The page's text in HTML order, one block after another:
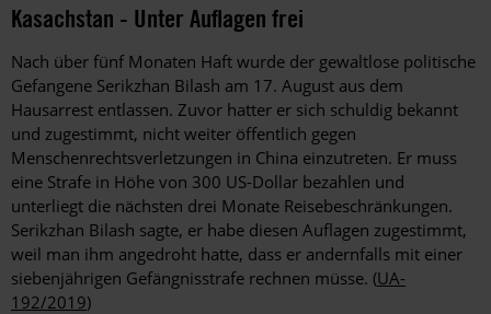
Kasachstan - Unter Auflagen frei
Nach über fünf Monaten Haft wurde der gewaltlose politische
Gefangene Serikzhan Bilash am 17. August aus dem
Hausarrest entlassen. Zuvor hatter er sich schuldig bekannt
und zugestimmt, nicht weiter öffentlich gegen
Menschenrechtsverletzungen in China einzutreten. Er muss
eine Strafe in Höhe von 300 US-Dollar bezahlen und
unterliegt die nächsten drei Monate Reisebeschränkungen.
Serikzhan Bilash sagte, er habe diesen Auflagen zugestimmt,
weil man ihm angedroht hatte, dass er andernfalls mit einer
siebenjährigen Gefängnisstrafe rechnen müsse. (UA-
192/2019)